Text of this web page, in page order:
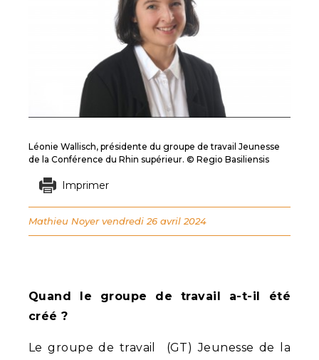
Quand le groupe de travail a-t-il été
créé ?
Le groupe de travail (GT) Jeunesse de la
Léonie Wallisch, présidente du groupe de travail Jeunesse
de la Conférence du Rhin supérieur. © Regio Basiliensis
Imprimer
Mathieu Noyer vendredi 26 avril 2024